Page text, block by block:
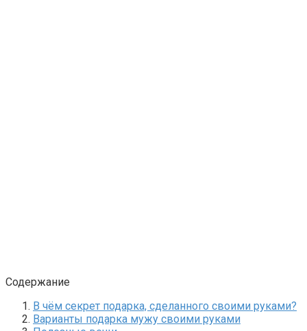
Содержание
В чём секрет подарка, сделанного своими руками?
Варианты подарка мужу своими руками